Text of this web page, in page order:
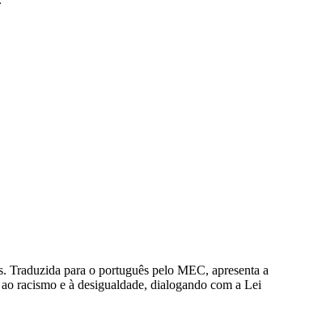
para o português pelo MEC, apresenta a
racismo e à desigualdade, dialogando com a Lei